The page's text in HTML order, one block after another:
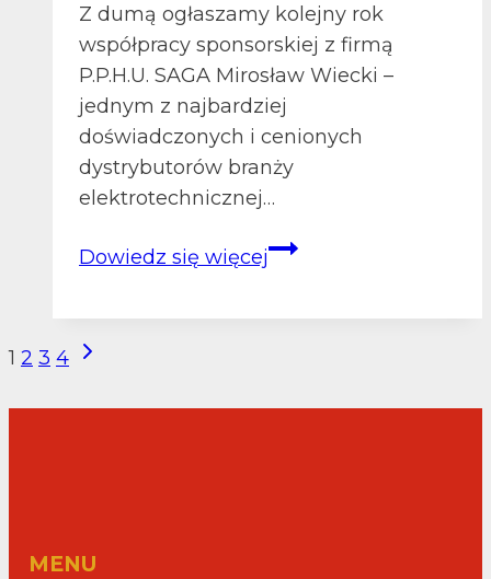
Z dumą ogłaszamy kolejny rok
współpracy sponsorskiej z firmą
P.P.H.U. SAGA Mirosław Wiecki –
jednym z najbardziej
doświadczonych i cenionych
dystrybutorów branży
elektrotechnicznej…
Dowiedz się więcejPartner
NAWIGACJA
1 2 3 4 Następna
MENU